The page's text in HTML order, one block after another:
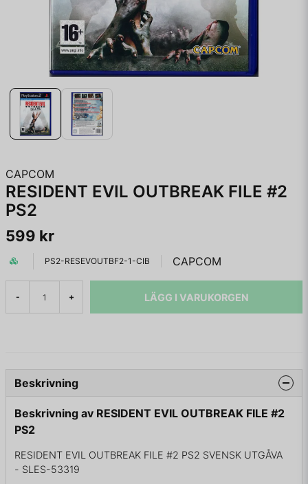
CAPCOM
RESIDENT EVIL OUTBREAK FILE #2
PS2
599 kr
PS2-RESEVOUTBF2-1-CIB CAPCOM
- + LÄGG I VARUKORGEN
Beskrivning
Beskrivning av RESIDENT EVIL OUTBREAK FILE #2
PS2
RESIDENT EVIL OUTBREAK FILE #2 PS2 SVENSK UTGÅVA
- SLES-53319